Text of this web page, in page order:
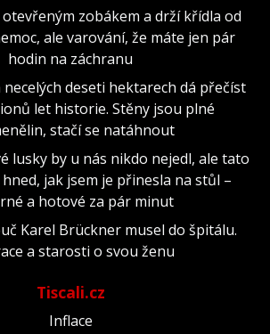
otevřeným zobákem a drží křídla od
ale varování, že máte jen pár
hodin na záchranu
deseti hektarech dá přečíst
let historie. Stěny jsou plné
stačí se natáhnout
lusky by u nás nikdo nejedl, ale tato
jak jsem je přinesla na stůl –
a hotové za pár minut
Karel Brückner musel do špitálu.
a starosti o svou ženu
Tiscali.cz
Inflace